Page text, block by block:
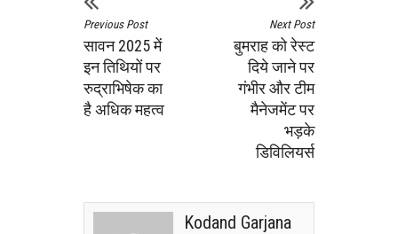
Previous Post
सावन 2025 में
इन तिथियों पर
रुद्राभिषेक का
है अधिक महत्व
Next Post
बुमराह को रेस्ट
दिये जाने पर
गंभीर और टीम
मैनेजमेंट पर
भड़के
डिविलियर्स
Kodand Garjana